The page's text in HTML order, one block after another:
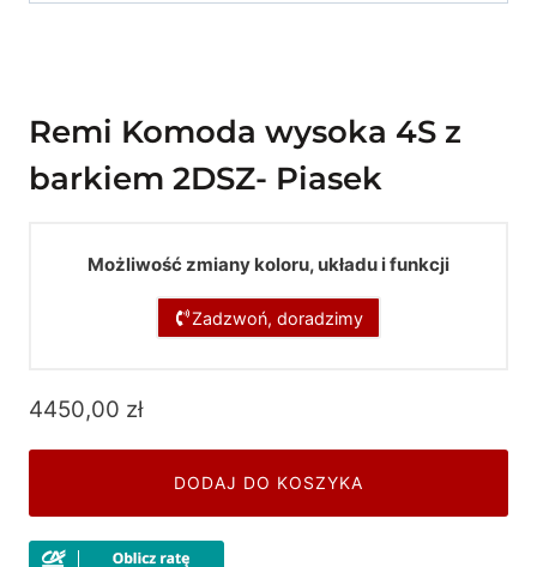
Remi Komoda wysoka 4S z
barkiem 2DSZ- Piasek
Możliwość zmiany koloru, układu i funkcji
Zadzwoń, doradzimy
4450,00 zł
DODAJ DO KOSZYKA